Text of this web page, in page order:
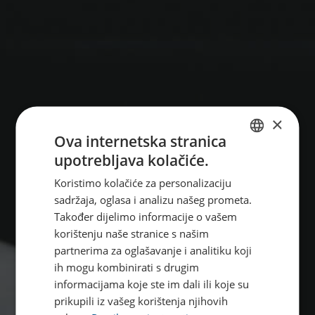
×
Ova internetska stranica
upotrebljava kolačiće.
Koristimo kolačiće za personalizaciju
sadržaja, oglasa i analizu našeg prometa.
Također dijelimo informacije o vašem
korištenju naše stranice s našim
partnerima za oglašavanje i analitiku koji
ih mogu kombinirati s drugim
informacijama koje ste im dali ili koje su
prikupili iz vašeg korištenja njihovih